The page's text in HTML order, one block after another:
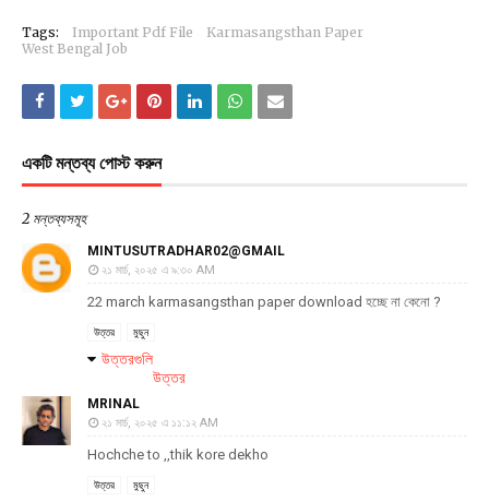
Tags: Important Pdf File
Karmasangsthan Paper
West Bengal Job
একটি মন্তব্য পোস্ট করুন
2 মন্তব্যসমূহ
MINTUSUTRADHAR02@GMAIL
২১ মার্চ, ২০২৫ এ ৯:৩০ AM
22 march karmasangsthan paper download হচ্ছে না কেনো ?
উত্তর মুছুন
উত্তরগুলি
উত্তর
MRINAL
২১ মার্চ, ২০২৫ এ ১১:১২ AM
Hochche to ,,thik kore dekho
উত্তর মুছুন